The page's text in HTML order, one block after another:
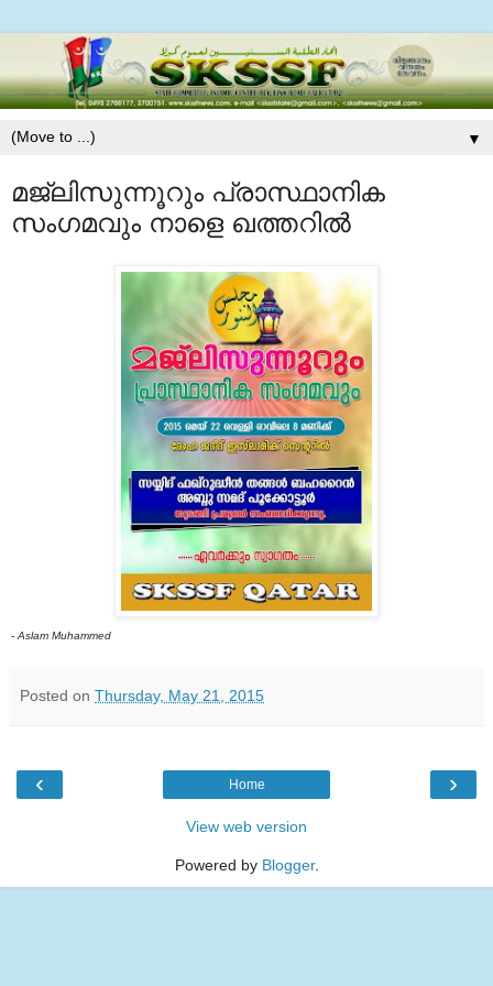
▼
മജ്‌ലിസുന്നൂറും പ്രാസ്ഥാനിക
സംഗമവും നാളെ ഖത്തറില്‍
- Aslam Muhammed
Posted on Thursday, May 21, 2015
‹ ›
Home
View web version
Powered by Blogger.